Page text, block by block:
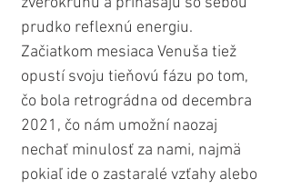
prudko reflexnú energiu.
Začiatkom mesiaca Venuša tiež
opustí svoju tieňovú fázu po tom,
čo bola retrográdna od decembra
2021, čo nám umožní naozaj
nechať minulosť za nami, najmä
pokiaľ ide o zastaralé vzťahy alebo